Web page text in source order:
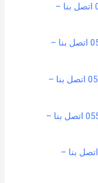
شركة تنظيف منازل بسكاكا – 0551154864 اتصل بنا –
شركة تنظيف خزانات بسكاكا – 0551154864 اتصل بنا –
شركة تنظيف مكيفات بسكاكا – 0551154864 اتصل بنا –
شركة مكافحة حشرات بسكاكا – 0551154864 اتصل بنا –
شركة رش مبيدات بسكاكا – 0551154864 اتصل بنا –